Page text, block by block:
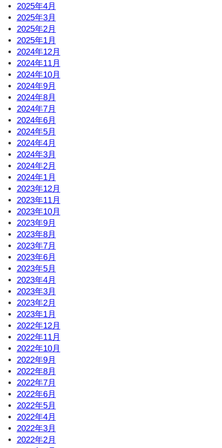
2025年4月
2025年3月
2025年2月
2025年1月
2024年12月
2024年11月
2024年10月
2024年9月
2024年8月
2024年7月
2024年6月
2024年5月
2024年4月
2024年3月
2024年2月
2024年1月
2023年12月
2023年11月
2023年10月
2023年9月
2023年8月
2023年7月
2023年6月
2023年5月
2023年4月
2023年3月
2023年2月
2023年1月
2022年12月
2022年11月
2022年10月
2022年9月
2022年8月
2022年7月
2022年6月
2022年5月
2022年4月
2022年3月
2022年2月